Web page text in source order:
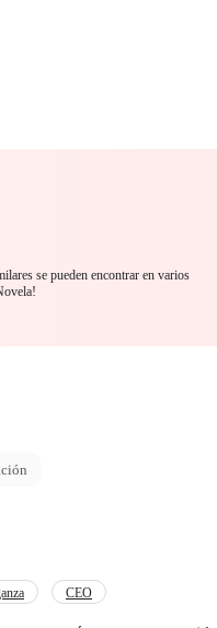
se pueden encontrar en varios
CEO